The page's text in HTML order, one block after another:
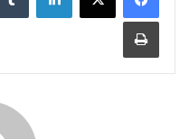
طباعة